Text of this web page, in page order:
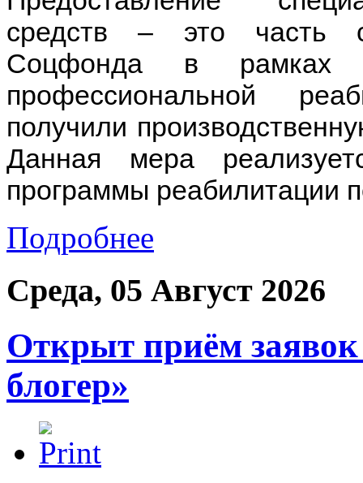
средств – это часть
Соцфонда в рамках
профессиональной
получили
Данная мера
программы реабилитации
Подробнее
Среда, 05 Август 2026
Открыт приём
блогер»